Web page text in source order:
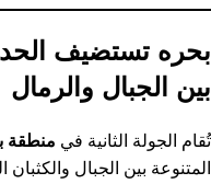
بحره تستضيف
بين الجبال والرمال
تُقام الجولة الثانية في منطقة
المتنوعة بين الجبال والكثبان